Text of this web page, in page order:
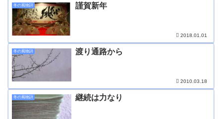
冬の風物詩 謹賀新年
2018.01.01
冬の風物詩 渡り通路から
2010.03.18
冬の風物詩 継続は力なり